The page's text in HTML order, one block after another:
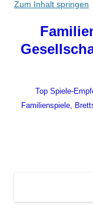
Zum Inhalt springen
Top Spiele-
Familienspiele,